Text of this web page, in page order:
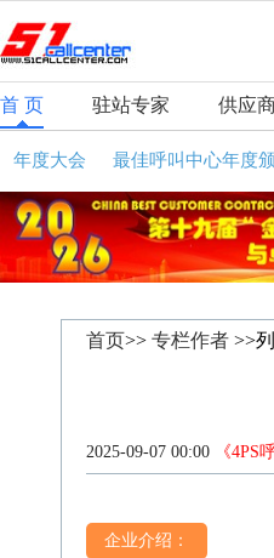
首 页 驻站专家 供应
年度大会 最佳呼叫中心年度
首页>> 专栏作者 >>
2025-09-07 00:00 《4PS
企业介绍：